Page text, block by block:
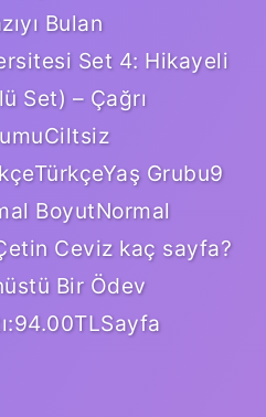
Bulan
Set 4: Hikayeli
Set) – Çağrı
Grubu9
BoyutNormal
Ceviz kaç sayfa?
Bir Ödev